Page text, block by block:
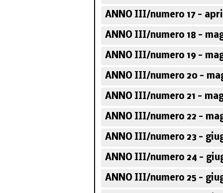
ANNO III/numero 17 -
ANNO III/numero 18 -
ANNO III/numero 19 -
ANNO III/numero 20 -
ANNO III/numero 21 -
ANNO III/numero 22 -
ANNO III/numero 23 -
ANNO III/numero 24 -
ANNO III/numero 25 -